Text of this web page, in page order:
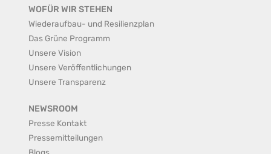
WOFÜR WIR STEHEN
Wiederaufbau- und Resilienzplan
Das Grüne Programm
Unsere Vision
Unsere Veröffentlichungen
Unsere Transparenz
NEWSROOM
Presse Kontakt
Pressemitteilungen